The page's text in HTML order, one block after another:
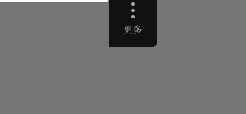
更多